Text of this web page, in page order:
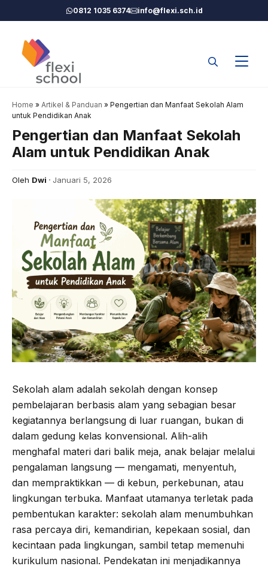
ke
0812 1035 6374 info@flexi.sch.id
Home » Artikel & Panduan » Pengertian dan Manfaat Sekolah Alam
untuk Pendidikan Anak
Pengertian dan Manfaat Sekolah
Alam untuk Pendidikan Anak
Oleh Dwi Januari 5, 2026
Sekolah alam adalah sekolah dengan konsep
pembelajaran berbasis alam yang sebagian besar
kegiatannya berlangsung di luar ruangan, bukan di
dalam gedung kelas konvensional. Alih-alih
menghafal materi dari balik meja, anak belajar melalui
pengalaman langsung — mengamati, menyentuh,
dan mempraktikkan — di kebun, perkebunan, atau
lingkungan terbuka. Manfaat utamanya terletak pada
pembentukan karakter: sekolah alam menumbuhkan
rasa percaya diri, kemandirian, kepekaan sosial, dan
kecintaan pada lingkungan, sambil tetap memenuhi
kurikulum nasional. Pendekatan ini menjadikannya